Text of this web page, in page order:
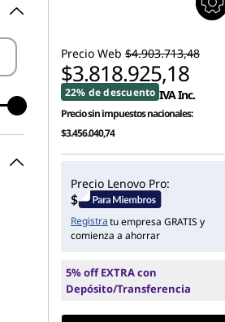
Precio Web $4.903.713,48
$3.818.925,18
22% de descuento IVA Inc.
Precio sin impuestos nacionales:
$3.456.040,74
Precio Lenovo Pro:
Registratu empresa GRATIS y
comienza a ahorrar
5% off EXTRA con
Depósito/Transferencia